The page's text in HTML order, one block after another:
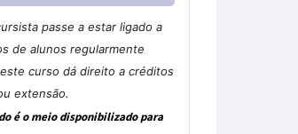
passe a estar ligado a
de alunos regularmente
curso dá direito a créditos
extensão.
é o meio disponibilizado para